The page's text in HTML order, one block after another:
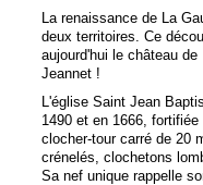
La renaissance de La
deux territoires. Ce
aujourd'hui le château
Jeannet !
L'église Saint Jean
1490 et en 1666,
clocher-tour carré de 20
crénelés, clochetons
Sa nef unique rappelle